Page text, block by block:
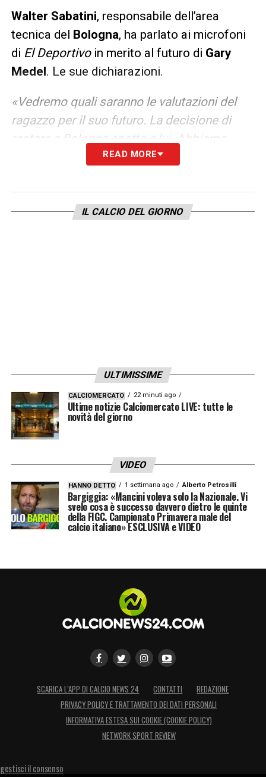
Walter Sabatini, responsabile dell’area
tecnica del Bologna, ha parlato ai microfoni
di El Deportivoin merito al futuro di Gary
Medel. Le sue dichiarazioni.
«Vedremo quali saranno le valutazioni del
ragazzo per il suo futuro. La decisione di
restare a Bologna spetta a lui. Abbiamo
enorme rispetto per lui. Medel è un
eccezionale. Ha ancora un anno di contratto
con noi, ma sappiamo dell’interesse del
READ MORE
IL CALCIO DEL GIORNO
ULTIMISSIME
CALCIOMERCATO 22 minuti ago
Ultime notizie Calciomercato LIVE: tutte le
novità del giorno
VIDEO
HANNO DETTO 1 settimana ago Alberto Petrosilli
Bargiggia: «Mancini voleva solo la Nazionale. Vi
svelo cosa è successo davvero dietro le quinte
della FIGC. Campionato Primavera male del
calcio italiano» ESCLUSIVA e VIDEO
SCARICA L’APP DI CALCIO NEWS 24 CONTATTI
REDAZIONE
PRIVACY POLICY E TRATTAMENTO DEI DATI PERSONALI
INFORMATIVA ESTESA SUI COOKIE (COOKIE POLICY)
NETWORK SPORT REVIEW
gestisci il consenso